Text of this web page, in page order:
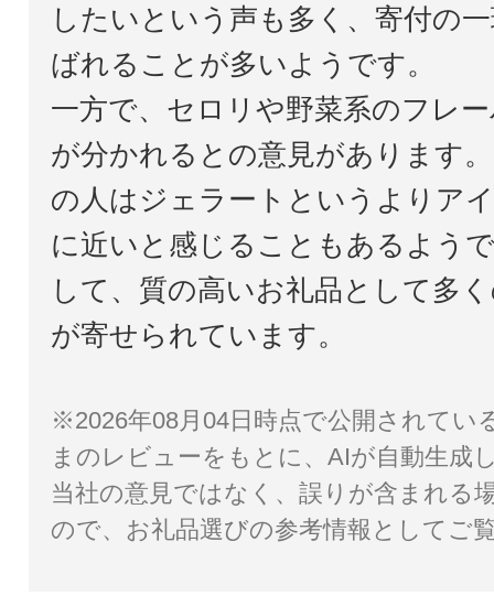
したいという声も多く、寄付の
ばれることが多いようです。
一方で、セロリや野菜系のフレ
が分かれるとの意見があります
の人はジェラートというよりア
に近いと感じることもあるよう
して、質の高いお礼品として多
が寄せられています。
※2026年08月04日時点で公開されてい
まのレビューをもとに、AIが自動生成
当社の意見ではなく、誤りが含まれる
ので、お礼品選びの参考情報としてご